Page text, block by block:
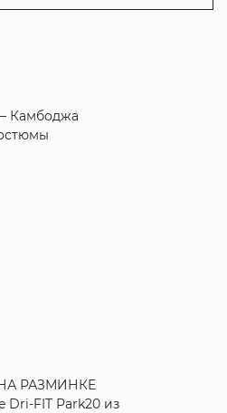
Камбоджа
РАЗМИНКЕ
FIT Park20 из